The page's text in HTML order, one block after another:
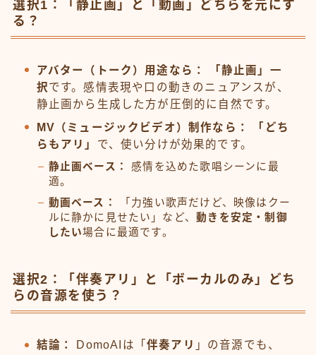
選択1：「静止画」と「動画」どちらを元にす
る？
アバター（トーク）用途なら：
「静止画」一
択です。感情表現や口の動きのニュアンスが、
静止画から生成した方が圧倒的に自然です。
MV（ミュージックビデオ）制作なら：
「どち
らもアリ」 で、使い分けが効果的です。
静止画ベース：
感情を込めた歌唱シーンに最
適。
動画ベース：
「力強い歌声だけど、映像はクー
ルに静かに見せたい」など、動きを安定・制御
したい場合に最適です。
選択2：「伴奏アリ」と「ボーカルのみ」どち
らの音源を使う？
結論： DomoAIは「 伴奏アリ 」の音源でも、